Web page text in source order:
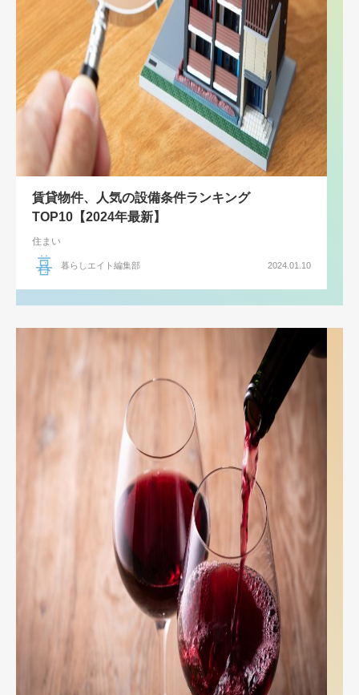
賃貸物件、人気の設備条件ランキング
TOP10【2024年最新】
住まい
暮らしエイト編集部 2024.01.10